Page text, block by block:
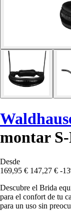
montar
Desde
169,95 € 147,27 € -
Descubre el Brida
para el confort de tu
para un uso sin